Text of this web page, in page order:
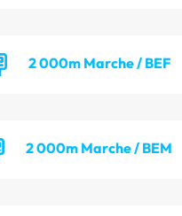
2 000m Marche / BEF
2 000m Marche / BEM